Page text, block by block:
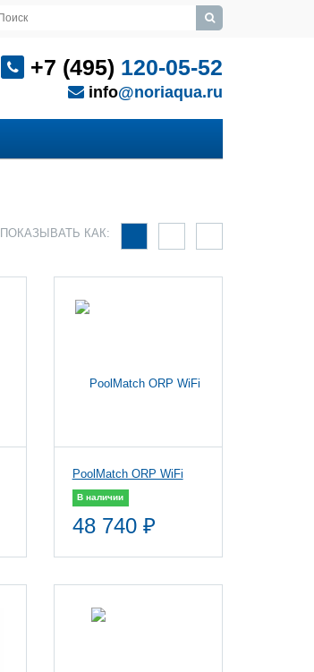
+7 (495) 120-05-52
info@noriaqua.ru
ПОКАЗЫВАТЬ КАК:
PoolMatch ORP WiFi
В наличии
48 740 ₽